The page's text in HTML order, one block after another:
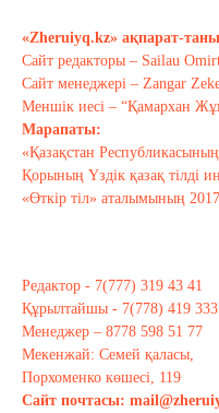
Тағы
«Zheruiyq.kz» ақпарат-
Сайт редакторы – Sailau
Сайт менеджері – Zangar
Меншік иесі – “Қамархан
Марапаты:
«Қазақстан
Қорының Үздік қазақ тілді
«Өткір тіл» аталымының
Редактор - 7(777) 319 43 41
Құрылтайшы - 7(778) 419
Менеджер – 8778 598 51 77
Мекенжай: Семей қаласы,
Порхоменко көшесі, 119
Сайт почтасы: